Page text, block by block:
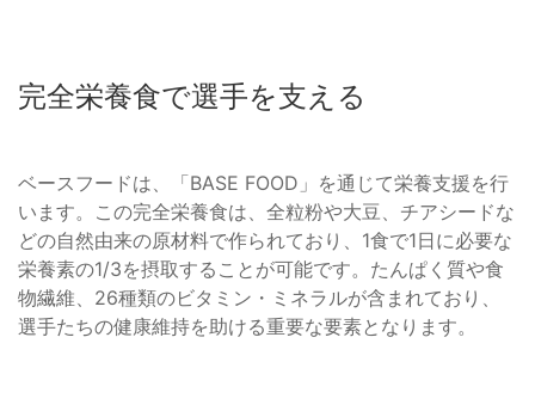
完全栄養食で選手を支える
ベースフードは、「BASE FOOD」を通じて栄養支援を行
います。この完全栄養食は、全粒粉や大豆、チアシードな
どの自然由来の原材料で作られており、1食で1日に必要な
栄養素の1/3を摂取することが可能です。たんぱく質や食
物繊維、26種類のビタミン・ミネラルが含まれており、
選手たちの健康維持を助ける重要な要素となります。